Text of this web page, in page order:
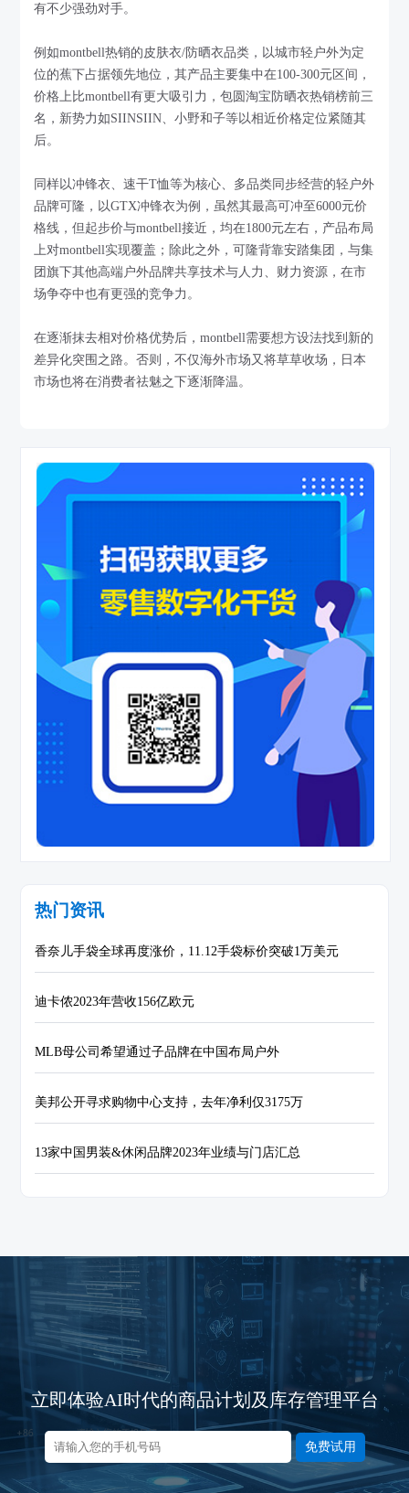
有不少强劲对手。
例如montbell热销的皮肤衣/防晒衣品类，以城市轻户外为定
位的蕉下占据领先地位，其产品主要集中在100-300元区间，
价格上比montbell有更大吸引力，包圆淘宝防晒衣热销榜前三
名，新势力如SIINSIIN、小野和子等以相近价格定位紧随其
后。
同样以冲锋衣、速干T恤等为核心、多品类同步经营的轻户外
品牌可隆，以GTX冲锋衣为例，虽然其最高可冲至6000元价
格线，但起步价与montbell接近，均在1800元左右，产品布局
上对montbell实现覆盖；除此之外，可隆背靠安踏集团，与集
团旗下其他高端户外品牌共享技术与人力、财力资源，在市
场争夺中也有更强的竞争力。
在逐渐抹去相对价格优势后，montbell需要想方设法找到新的
差异化突围之路。否则，不仅海外市场又将草草收场，日本
市场也将在消费者祛魅之下逐渐降温。
热门资讯
香奈儿手袋全球再度涨价，11.12手袋标价突破1万美元
迪卡侬2023年营收156亿欧元
MLB母公司希望通过子品牌在中国布局户外
美邦公开寻求购物中心支持，去年净利仅3175万
13家中国男装&休闲品牌2023年业绩与门店汇总
立即体验AI时代的商品计划及库存管理平台
免费试用